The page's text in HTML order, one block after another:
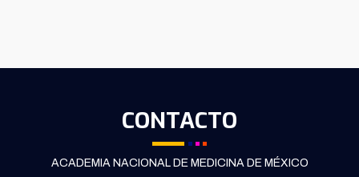
CONTACTO
ACADEMIA NACIONAL DE MEDICINA DE MÉXICO